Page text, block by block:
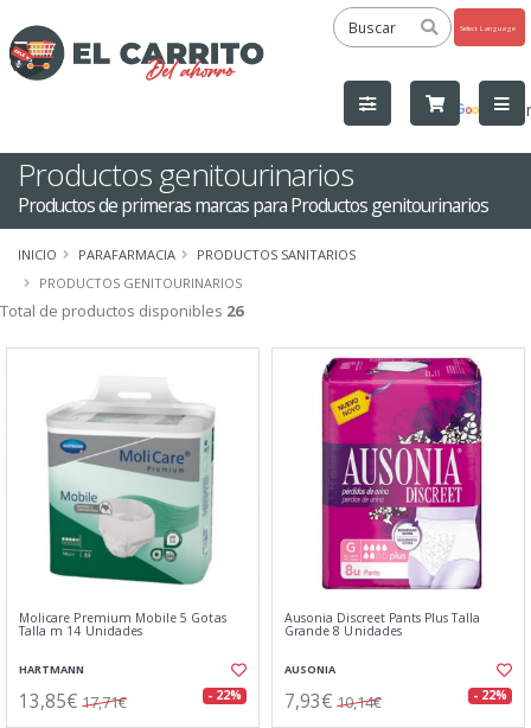
by
Productos genitourinarios
Productos de primeras marcas para Productos genitourinarios
INICIO PARAFARMACIA
PRODUCTOS SANITARIOS
PRODUCTOS GENITOURINARIOS
Total de productos disponibles 26
Molicare Premium Mobile 5 Gotas
Talla m 14 Unidades
HARTMANN
13,85€ 17,71€ - 22%
Ausonia Discreet Pants Plus Talla
Grande 8 Unidades
AUSONIA
7,93€ 10,14€ - 22%